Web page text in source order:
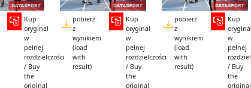
Kup
oryginał
w
pełnej
rozdzielczości
/ Buy
the
original
pobierz
z
wynikiem
(load
with
result)
Kup
oryginał
w
pełnej
rozdzielczości
/ Buy
the
original
pobierz
z
wynikiem
(load
with
result)
Kup
w
pełnej
/ Buy
the
original